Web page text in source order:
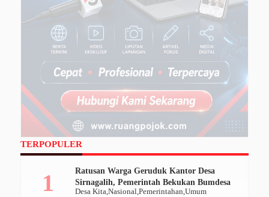
TERPOPULER
Desa Kita Nasional Pemerintahan Umum
Ratusan Warga Geruduk Kantor Desa
Sirnagalih, Pemerintah Bekukan Bumdesa